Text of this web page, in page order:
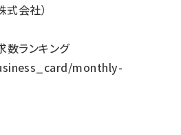
会社）
数ランキング
monthly-